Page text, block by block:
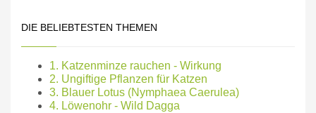
DIE BELIEBTESTEN THEMEN
1. Katzenminze rauchen - Wirkung
2. Ungiftige Pflanzen für Katzen
3. Blauer Lotus (Nymphaea Caerulea)
4. Löwenohr - Wild Dagga